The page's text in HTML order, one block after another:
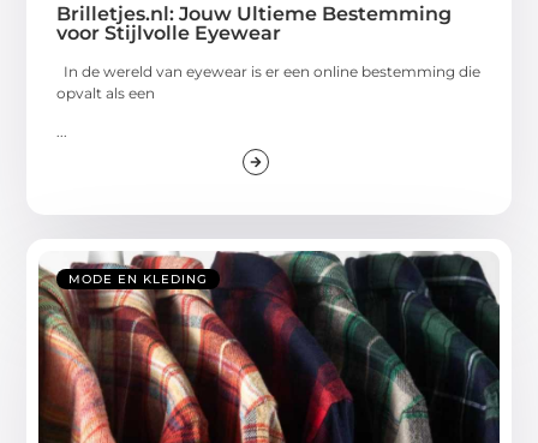
Brilletjes.nl: Jouw Ultieme Bestemming
voor Stijlvolle Eyewear
In de wereld van eyewear is er een online bestemming die
opvalt als een
...
MODE EN KLEDING